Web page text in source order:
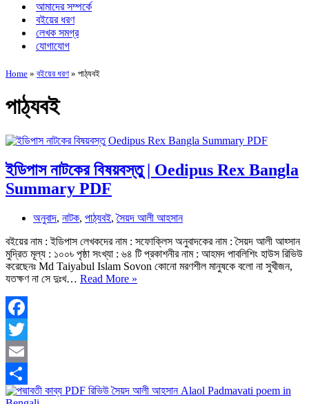
আমাদের সম্পর্কে
বইয়ের ধরণ
লেখক সমগ্র
যোগাযোগ
Home » বইয়ের ধরণ » পাঠ্যবই
পাঠ্যবই
ইডিপাস নাটকের বিষয়বস্তু | Oedipus Rex Bangla
Summary PDF
অনুবাদ, নাটক, পাঠ্যবই,সৈয়দ আলী আহসান
বইয়ের নাম : ইডিপাস লেখকদের নাম : সফোক্লিস অনুবাদকের নাম : সৈয়দ আলী আহ্সান
মুদ্রিত মূল্য : ১০০৳ পৃষ্ঠা সংখ্যা : ৬৪ টি প্রকাশনীর নাম : আহমদ পাবলিশিং হাউস রিভিউ
করেছেনঃ Md Taiyabul Islam Sovon কোনো মরণশীল মানুষকে বলো না সুখীজন,
যতক্ষণ না সে দুঃখ… Read More »
Facebook
Twitter
Email
Share